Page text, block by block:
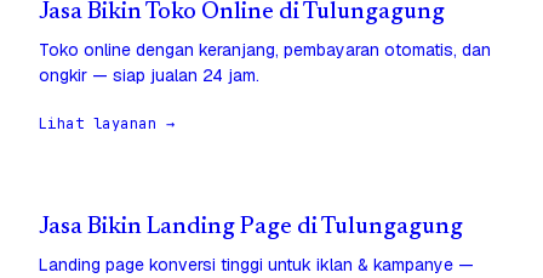
Jasa Bikin Toko Online di Tulungagung
Toko online dengan keranjang, pembayaran otomatis, dan
ongkir — siap jualan 24 jam.
Lihat layanan →
Jasa Bikin Landing Page di Tulungagung
Landing page konversi tinggi untuk iklan & kampanye —